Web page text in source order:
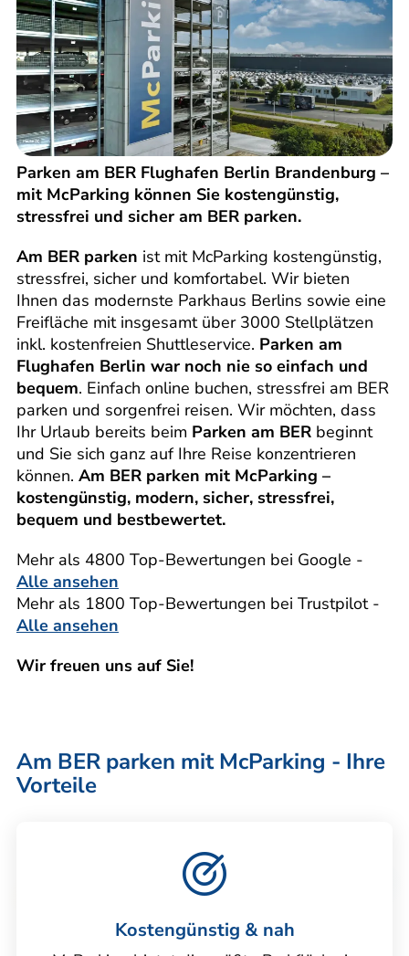
Parken am BER Flughafen Berlin Brandenburg –
mit McParking können Sie kostengünstig,
stressfrei und sicher am BER parken.
Am BER parken ist mit McParking kostengünstig,
stressfrei, sicher und komfortabel. Wir bieten
Ihnen das modernste Parkhaus Berlins sowie eine
Freifläche mit insgesamt über 3000 Stellplätzen
inkl. kostenfreien Shuttleservice. Parken am
Flughafen Berlin war noch nie so einfach und
bequem. Einfach online buchen, stressfrei am BER
parken und sorgenfrei reisen. Wir möchten, dass
Ihr Urlaub bereits beim Parken am BER beginnt
und Sie sich ganz auf Ihre Reise konzentrieren
können. Am BER parken mit McParking –
kostengünstig, modern, sicher, stressfrei,
bequem und bestbewertet.
Mehr als 4800 Top-Bewertungen bei Google -
Alle ansehen
Mehr als 1800 Top-Bewertungen bei Trustpilot -
Alle ansehen
Wir freuen uns auf Sie!
Am BER parken mit McParking - Ihre
Vorteile
Kostengünstig & nah